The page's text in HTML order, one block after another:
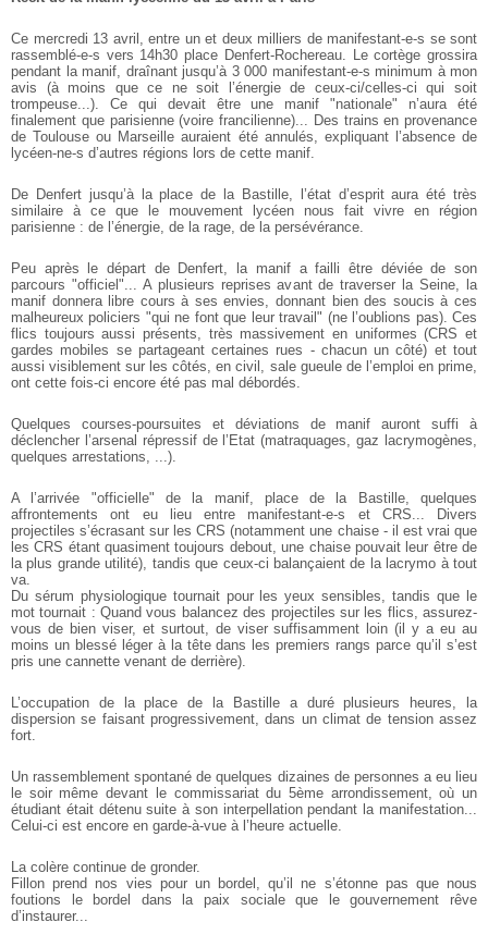
Ce mercredi 13 avril, entre un et deux milliers de manifestant-e-s se sont
rassemblé-e-s vers 14h30 place Denfert-Rochereau. Le cortège grossira
pendant la manif, draînant jusqu’à 3 000 manifestant-e-s minimum à mon
avis (à moins que ce ne soit l’énergie de ceux-ci/celles-ci qui soit
trompeuse...). Ce qui devait être une manif "nationale" n’aura été
finalement que parisienne (voire francilienne)... Des trains en provenance
de Toulouse ou Marseille auraient été annulés, expliquant l’absence de
lycéen-ne-s d’autres régions lors de cette manif.
De Denfert jusqu’à la place de la Bastille, l’état d’esprit aura été très
similaire à ce que le mouvement lycéen nous fait vivre en région
parisienne : de l’énergie, de la rage, de la persévérance.
Peu après le départ de Denfert, la manif a failli être déviée de son
parcours "officiel"... A plusieurs reprises avant de traverser la Seine, la
manif donnera libre cours à ses envies, donnant bien des soucis à ces
malheureux policiers "qui ne font que leur travail" (ne l’oublions pas). Ces
flics toujours aussi présents, très massivement en uniformes (CRS et
gardes mobiles se partageant certaines rues - chacun un côté) et tout
aussi visiblement sur les côtés, en civil, sale gueule de l’emploi en prime,
ont cette fois-ci encore été pas mal débordés.
Quelques courses-poursuites et déviations de manif auront suffi à
déclencher l’arsenal répressif de l’Etat (matraquages, gaz lacrymogènes,
quelques arrestations, ...).
A l’arrivée "officielle" de la manif, place de la Bastille, quelques
affrontements ont eu lieu entre manifestant-e-s et CRS... Divers
projectiles s’écrasant sur les CRS (notamment une chaise - il est vrai que
les CRS étant quasiment toujours debout, une chaise pouvait leur être de
la plus grande utilité), tandis que ceux-ci balançaient de la lacrymo à tout
va.
Du sérum physiologique tournait pour les yeux sensibles, tandis que le
mot tournait : Quand vous balancez des projectiles sur les flics, assurez-
vous de bien viser, et surtout, de viser suffisamment loin (il y a eu au
moins un blessé léger à la tête dans les premiers rangs parce qu’il s’est
pris une cannette venant de derrière).
L’occupation de la place de la Bastille a duré plusieurs heures, la
dispersion se faisant progressivement, dans un climat de tension assez
fort.
Un rassemblement spontané de quelques dizaines de personnes a eu lieu
le soir même devant le commissariat du 5ème arrondissement, où un
étudiant était détenu suite à son interpellation pendant la manifestation...
Celui-ci est encore en garde-à-vue à l’heure actuelle.
La colère continue de gronder.
Fillon prend nos vies pour un bordel, qu’il ne s’étonne pas que nous
foutions le bordel dans la paix sociale que le gouvernement rêve
d’instaurer...